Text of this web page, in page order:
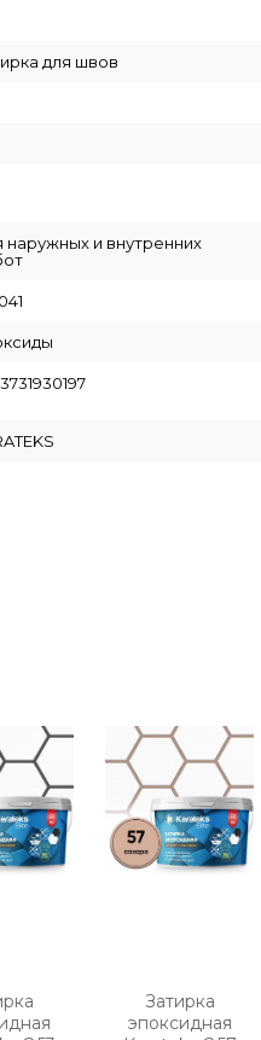
для швов
наружных и внутренних
Затирка
эпоксидная